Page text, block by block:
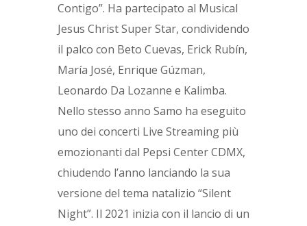
Contigo”. Ha partecipato al Musical
Jesus Christ Super Star, condividendo
il palco con Beto Cuevas, Erick Rubín,
María José, Enrique Gúzman,
Leonardo Da Lozanne e Kalimba.
Nello stesso anno Samo ha eseguito
uno dei concerti Live Streaming più
emozionanti dal Pepsi Center CDMX,
chiudendo l’anno lanciando la sua
versione del tema natalizio “Silent
Night”. Il 2021 inizia con il lancio di un